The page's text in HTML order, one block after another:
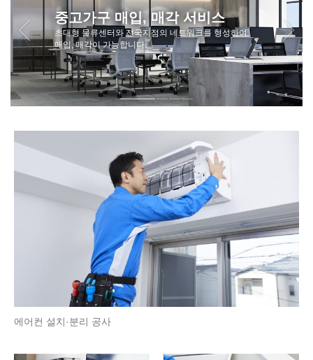
중고가구 매입, 매각 서비스
초대형 물류센터와 전국지점의 네트워크를 형성하여
매입, 매각이 가능합니다.
에어컨 설치·분리 공사